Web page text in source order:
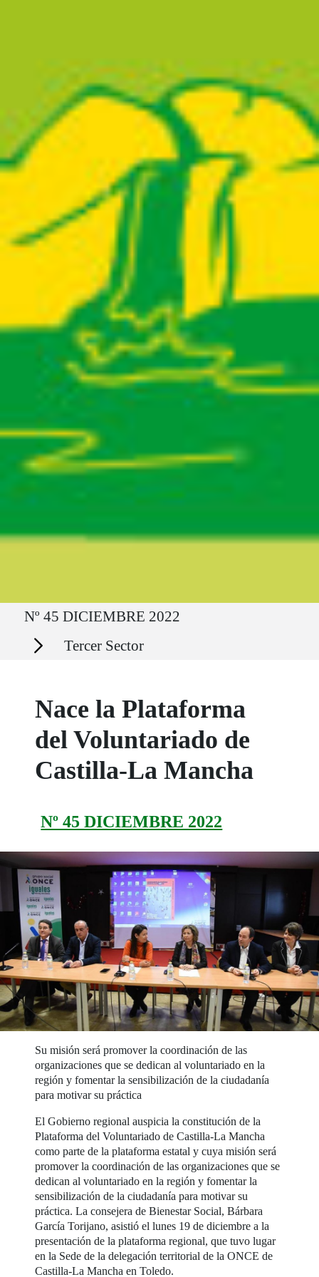
Ruta del sitio
Nº 45 DICIEMBRE 2022
Secciones Tercer Sector
Nace la Plataforma
del Voluntariado de
Castilla-La Mancha
Nº 45 DICIEMBRE 2022
Su misión será promover la coordinación de las
organizaciones que se dedican al voluntariado en la
región y fomentar la sensibilización de la ciudadanía
para motivar su práctica
El Gobierno regional auspicia la constitución de la
Plataforma del Voluntariado de Castilla-La Mancha
como parte de la plataforma estatal y cuya misión será
promover la coordinación de las organizaciones que se
dedican al voluntariado en la región y fomentar la
sensibilización de la ciudadanía para motivar su
práctica. La consejera de Bienestar Social, Bárbara
García Torijano, asistió el lunes 19 de diciembre a la
presentación de la plataforma regional, que tuvo lugar
en la Sede de la delegación territorial de la ONCE de
Castilla-La Mancha en Toledo.